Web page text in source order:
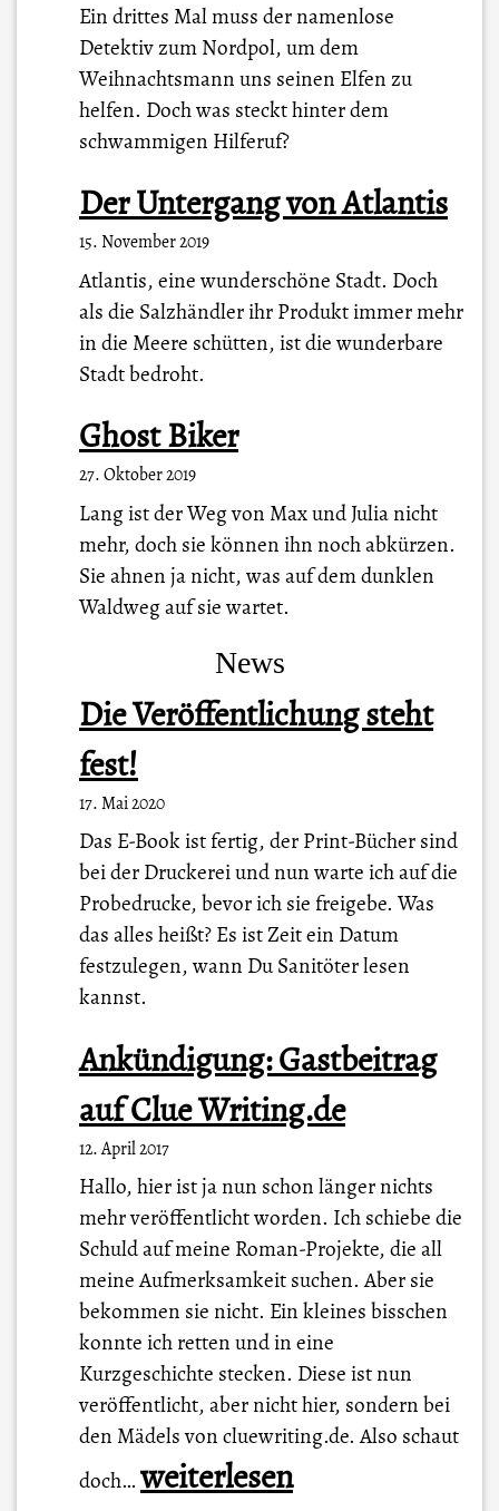
Ein drittes Mal muss der namenlose
Detektiv zum Nordpol, um dem
Weihnachtsmann uns seinen Elfen zu
helfen. Doch was steckt hinter dem
schwammigen Hilferuf?
Der Untergang von Atlantis
15. November 2019
Atlantis, eine wunderschöne Stadt. Doch
als die Salzhändler ihr Produkt immer mehr
in die Meere schütten, ist die wunderbare
Stadt bedroht.
Ghost Biker
27. Oktober 2019
Lang ist der Weg von Max und Julia nicht
mehr, doch sie können ihn noch abkürzen.
Sie ahnen ja nicht, was auf dem dunklen
Waldweg auf sie wartet.
News
Die Veröffentlichung steht
fest!
17. Mai 2020
Das E-Book ist fertig, der Print-Bücher sind
bei der Druckerei und nun warte ich auf die
Probedrucke, bevor ich sie freigebe. Was
das alles heißt? Es ist Zeit ein Datum
festzulegen, wann Du Sanitöter lesen
kannst.
Ankündigung: Gastbeitrag
auf Clue Writing.de
12. April 2017
Hallo, hier ist ja nun schon länger nichts
mehr veröffentlicht worden. Ich schiebe die
Schuld auf meine Roman-Projekte, die all
meine Aufmerksamkeit suchen. Aber sie
bekommen sie nicht. Ein kleines bisschen
konnte ich retten und in eine
Kurzgeschichte stecken. Diese ist nun
veröffentlicht, aber nicht hier, sondern bei
den Mädels von cluewriting.de. Also schaut
doch…A
weiterlesen